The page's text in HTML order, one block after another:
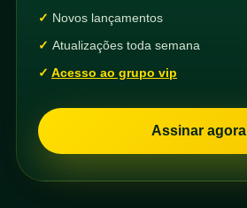
Novos lançamentos
Atualizações toda semana
Acesso ao grupo vip
Assinar agora